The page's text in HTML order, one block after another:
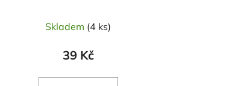
Skladem (4 ks)
39 Kč